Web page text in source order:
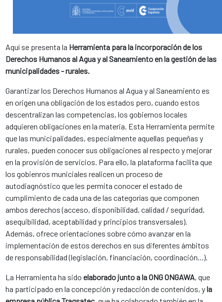
Aquí se presenta la Herramienta para la incorporación de los
Derechos Humanos al Agua y al Saneamiento en la gestión de las
municipalidades - rurales.
Garantizar los Derechos Humanos al Agua y al Saneamiento es
en origen una obligación de los estados pero, cuando estos
descentralizan las competencias, los gobiernos locales
adquieren obligaciones en la materia. Esta Herramienta permite
que las municipalidades, especialmente aquellas pequeñas y
rurales, pueden conocer sus obligaciones al respecto y mejorar
en la provisión de servicios. Para ello, la plataforma facilita que
los gobienros municiales realicen un proceso de
autodiagnóstico que les permita conocer el estado de
cumplimiento de cada una de las categorías que componen
ambos derechos (acceso, disponibilidad, calidad / seguridad,
asequibilidad, aceptabilidad y principios transversales).
Además, ofrece orientaciones sobre cómo avanzar en la
implementación de estos derechos en sus diferentes ámbitos
de responsabilidad (legislación, financiación, coordinación...).
La Herramienta ha sido elaborado junto a la ONG ONGAWA, que
ha participado en la concepción y redacción de contenidos, yla